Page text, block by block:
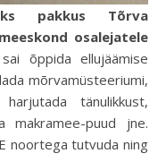
pakkus Tõrva
osalejatele
õppida ellujäämise
mõrvamüsteeriumi,
tänulikkust,
makramee-puud jne.
noortega tutvuda ning